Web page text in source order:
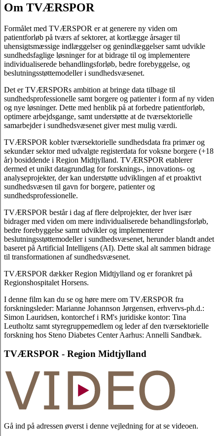
Om TVÆRSPOR
Formålet med TVÆRSPOR er at generere ny viden om
patientforløb på tværs af sektorer, at kortlægge årsager til
uhensigtsmæssige indlæggelser og genindlæggelser samt udvikle
sundhedsfaglige løsninger for at bidrage til og implementere
individualiserede behandlingsforløb, bedre forebyggelse, og
beslutningsstøttemodeller i sundhedsvæsenet.
Det er TVÆRSPORs ambition at bringe data tilbage til
sundhedsprofessionelle samt borgere og patienter i form af ny viden
og nye løsninger. Dette med henblik på at forbedre patientforløb,
optimere arbejdsgange, samt understøtte at de tværsektorielle
samarbejder i sundhedsvæsenet giver mest mulig værdi.
TVÆRSPOR kobler tværsektorielle sundhedsdata fra primær og
sekundær sektor med udvalgte registerdata for voksne borgere (+18
år) bosiddende i Region Midtjylland. TVÆRSPOR etablerer
dermed et unikt datagrundlag for forsknings-, innovations- og
analyseprojekter, der kan understøtte udviklingen af et proaktivt
sundhedsvæsen til gavn for borgere, patienter og
sundhedsprofessionelle.
TVÆRSPOR består i dag af flere delprojekter, der hver især
bidrager med viden om mere individualiserede behandlingsforløb,
bedre forebyggelse samt udvikler og implementerer
beslutningsstøttemodeller i sundhedsvæsenet, herunder blandt andet
baseret på Artificial Intelligens (AI). Dette skal alt sammen bidrage
til transformationen af sundhedsvæsenet.
TVÆRSPOR dækker Region Midtjylland og er forankret på
Regionshospitalet Horsens.
I denne film kan du se og høre mere om TVÆRSPOR fra
forskningsleder: Marianne Johannson Jørgensen, erhvervs-ph.d.:
Simon Lauridsen, kontorchef i RM's juridiske kontor: Tina
Leutholtz samt styregruppemedlem og leder af den tværsektorielle
forskning hos Steno Diabetes Center Aarhus: Annelli Sandbæk.
TVÆRSPOR - Region Midtjylland
Gå ind på adressen øverst i denne vejledning for at se videoen.